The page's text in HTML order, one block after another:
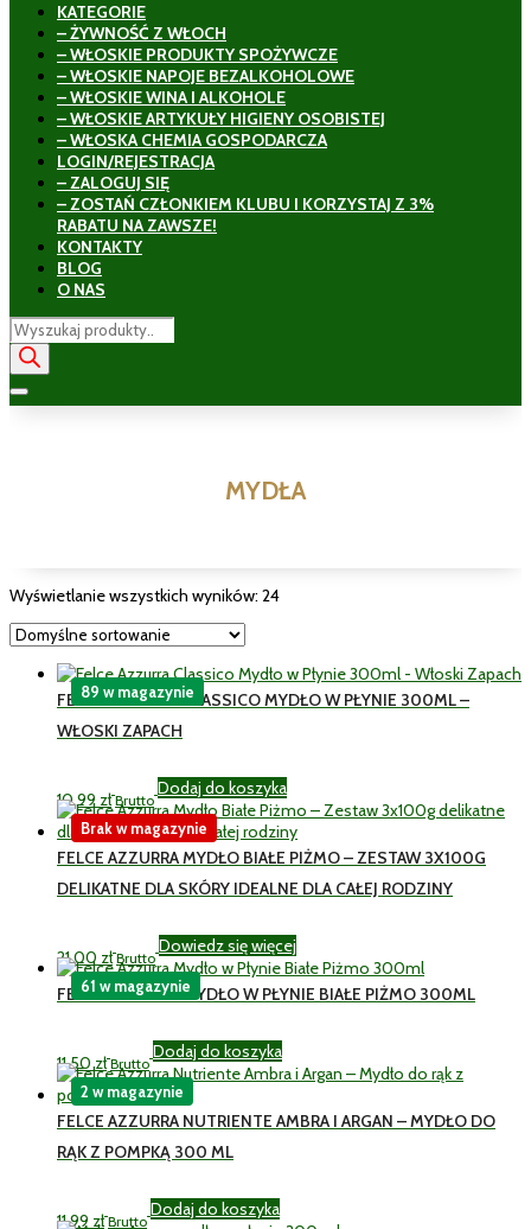
KATEGORIE
– ŻYWNOŚĆ Z WŁOCH
– WŁOSKIE PRODUKTY SPOŻYWCZE
– WŁOSKIE NAPOJE BEZALKOHOLOWE
– WŁOSKIE WINA I ALKOHOLE
– WŁOSKIE ARTYKUŁY HIGIENY OSOBISTEJ
– WŁOSKA CHEMIA GOSPODARCZA
LOGIN/REJESTRACJA
– ZALOGUJ SIĘ
– ZOSTAŃ CZŁONKIEM KLUBU I KORZYSTAJ Z 3%
RABATU NA ZAWSZE!
KONTAKTY
BLOG
O NAS
Wyszukiwarka
produktów
MYDŁA
Wyświetlanie wszystkich wyników: 24
FELCE AZZURRA CLASSICO MYDŁO W PŁYNIE 300ML –
WŁOSKI ZAPACH
10,99 zł Brutto
Dodaj do koszyka
89 w magazynie
FELCE AZZURRA MYDŁO BIAŁE PIŻMO – ZESTAW 3X100G
DELIKATNE DLA SKÓRY IDEALNE DLA CAŁEJ RODZINY
21,00 zł Brutto
Dowiedz się więcej
Brak w magazynie
FELCE AZZURRA MYDŁO W PŁYNIE BIAŁE PIŻMO 300ML
11,50zł Brutto
Dodaj do koszyka
61 w magazynie
FELCE AZZURRA NUTRIENTE AMBRA I ARGAN – MYDŁO DO
RĄK Z POMPKĄ 300 ML
11,99 zł Brutto
Dodaj do koszyka
2 w magazynie